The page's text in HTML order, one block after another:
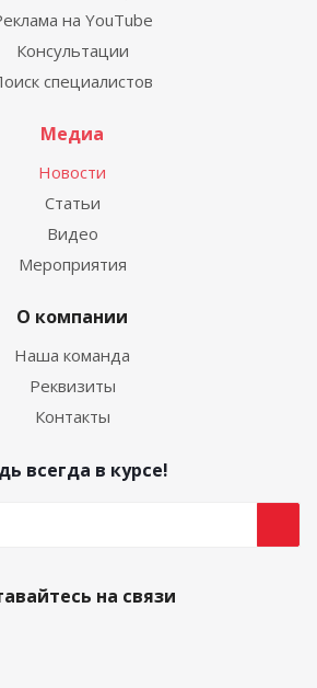
на YouTube
Консультации
специалистов
Медиа
Новости
Статьи
Видео
Мероприятия
О компании
Наша команда
Реквизиты
Контакты
всегда в курсе!
на связи